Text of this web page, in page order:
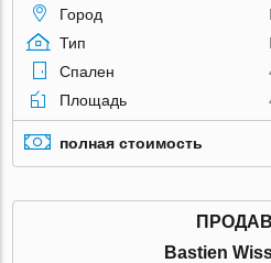
Город
Тип
Спален
Площадь
полная стоимость
Bastien